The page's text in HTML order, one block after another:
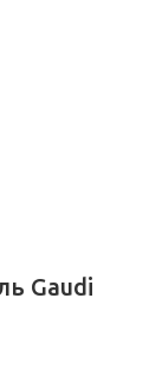
Gaudi